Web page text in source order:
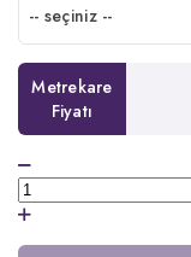
-- seçiniz --
Metrekare
Fiyatı